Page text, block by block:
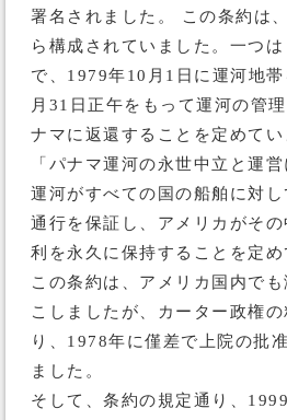
署名されました。 この条約は
ら構成されていました。一つは
で、1979年10月1日に運河地
月31日正午をもって運河の管
ナマに返還することを定めて
「パナマ運河の永世中立と運
運河がすべての国の船舶に対
通行を保証し、アメリカがそ
利を永久に保持することを定め
この条約は、アメリカ国内で
こしましたが、カーター政権
り、1978年に僅差で上院の批
ました。
そして、条約の規定通り、